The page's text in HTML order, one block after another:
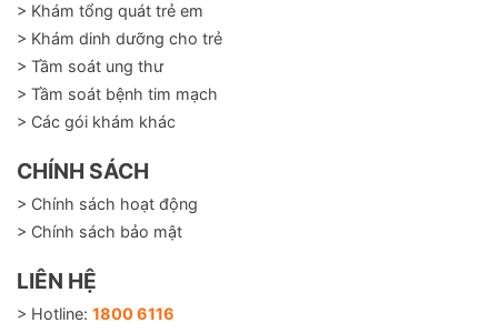
> Khám tổng quát trẻ em
> Khám dinh dưỡng cho trẻ
> Tầm soát ung thư
> Tầm soát bệnh tim mạch
> Các gói khám khác
CHÍNH SÁCH
> Chính sách hoạt động
> Chính sách bảo mật
LIÊN HỆ
> Hotline: 1800 6116